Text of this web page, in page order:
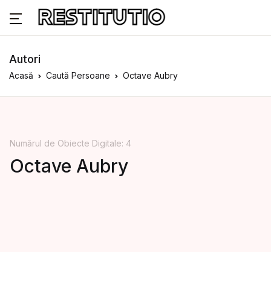
Autori
Acasă Caută Persoane Octave Aubry
Numărul de Obiecte Digitale: 4
Octave Aubry